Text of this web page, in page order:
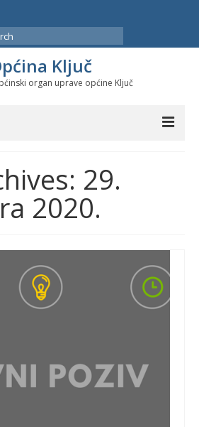
Ključ
organ uprave općine Ključ
manifestacije
efikasnosti u stambenom
29.
2020.